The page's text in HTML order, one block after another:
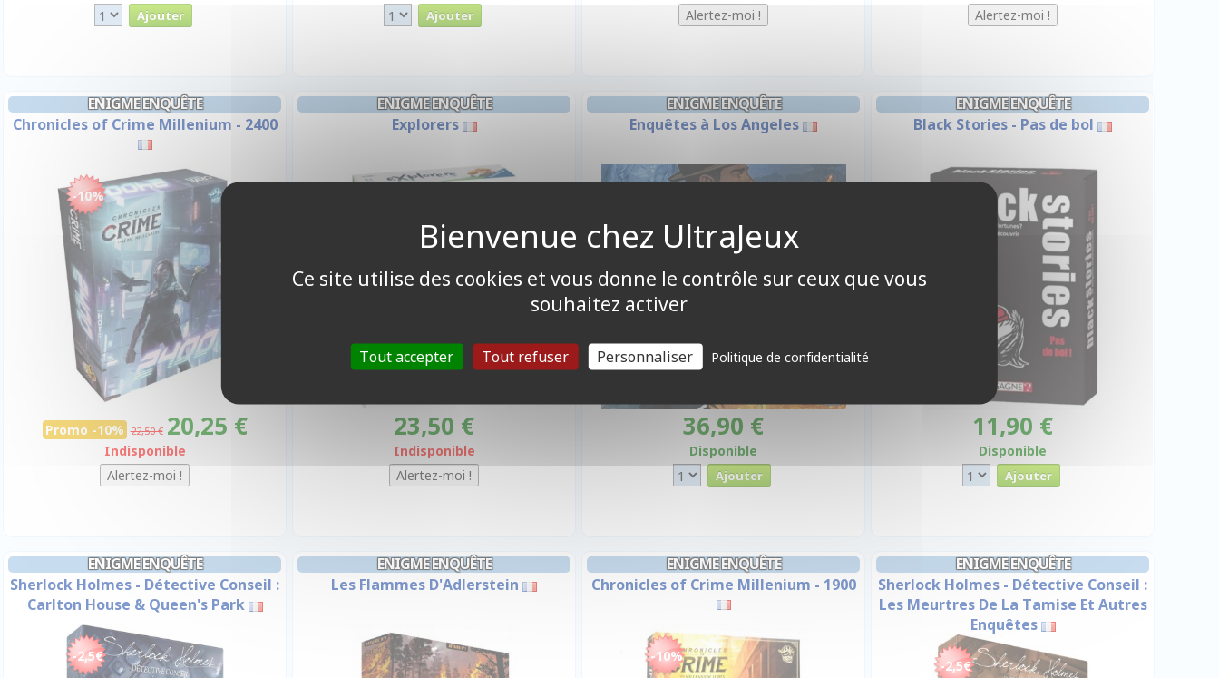
ENIGME ENQUÊTE
Chronicles of Crime Millenium - 2400
-10%
Promo -10% 22,50 € 20,25 €
Indisponible
ENIGME ENQUÊTE
Explorers
23,50 €
Indisponible
ENIGME ENQUÊTE
Enquêtes à Los Angeles
36,90 €
Disponible
ENIGME ENQUÊTE
Black Stories - Pas de bol
11,90 €
Disponible
ENIGME ENQUÊTE
Sherlock Holmes - Détective Conseil :
Carlton House & Queen's Park
-2,5€
ENIGME ENQUÊTE
Les Flammes D'Adlerstein
ENIGME ENQUÊTE
Chronicles of Crime Millenium - 1900
-10%
ENIGME ENQUÊTE
Sherlock Holmes - Détective Conseil :
Les Meurtres De La Tamise Et Autres
Enquêtes
-2,5€
Ce site utilise des cookies et vous donne le contrôle sur ceux que vous
souhaitez activer
Tout accepter Tout refuser Personnaliser Politique de confidentialité